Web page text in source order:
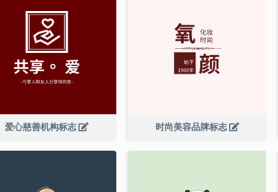
爱心慈善机构标志 时尚美容品牌标志